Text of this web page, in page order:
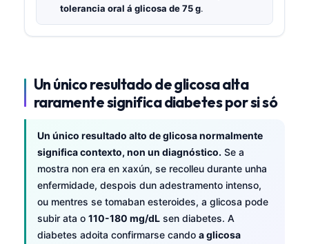
tolerancia oral á glicosa de 75 g.
Un único resultado de glicosa alta
raramente significa diabetes por si só
Un único resultado alto de glicosa normalmente
significa contexto, non un diagnóstico. Se a
mostra non era en xaxún, se recolleu durante unha
enfermidade, despois dun adestramento intenso,
ou mentres se tomaban esteroides, a glicosa pode
subir ata o 110-180 mg/dL sen diabetes. A
diabetes adoita confirmarse cando a glicosa